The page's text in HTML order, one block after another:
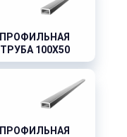
ПРОФИЛЬНАЯ
ТРУБА 100X50
ПРОФИЛЬНАЯ